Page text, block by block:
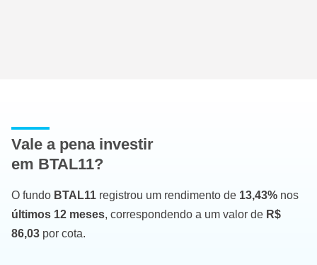
Vale a pena investir
em BTAL11?
O fundo BTAL11 registrou um rendimento de 13,43% nos
últimos 12 meses, correspondendo a um valor de R$
86,03 por cota.